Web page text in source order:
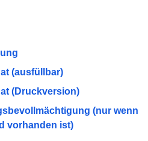
(ausfüllbar)
(Druckversion)
(nur wenn
vorhanden ist)